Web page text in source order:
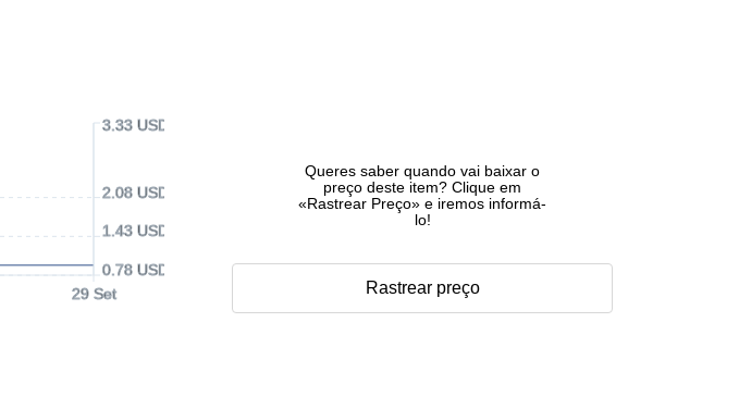
29 Set
0.78 USD
1.43 USD
2.08 USD
3.33 USD
Queres saber quando vai baixar o
preço deste item? Clique em
«Rastrear Preço» e iremos informá-
lo!
Rastrear preço